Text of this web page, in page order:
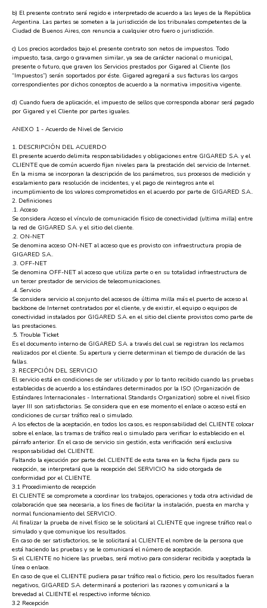
b) El presente contrato será regido e interpretado de acuerdo a las leyes de la República
Argentina. Las partes se someten a la jurisdicción de los tribunales competentes de la
Ciudad de Buenos Aires, con renuncia a cualquier otro fuero o jurisdicción.
c) Los precios acordados bajo el presente contrato son netos de impuestos. Todo
impuesto, tasa, cargo o gravamen similar, ya sea de carácter nacional o municipal,
presente o futuro, que graven los Servicios prestados por Gigared al Cliente (los
“Impuestos”) serán soportados por éste. Gigared agregará a sus facturas los cargos
correspondientes por dichos conceptos de acuerdo a la normativa impositiva vigente.
d) Cuando fuera de aplicación, el impuesto de sellos que corresponda abonar será pagado
por Gigared y el Cliente por partes iguales.
ANEXO 1 - Acuerdo de Nivel de Servicio
1. DESCRIPCIÓN DEL ACUERDO
El presente acuerdo delimita responsabilidades y obligaciones entre GIGARED S.A. y el
CLIENTE que de común acuerdo fijan niveles para la prestación del servicio de Internet.
En la misma se incorporan la descripción de los parámetros, sus procesos de medición y
escalamiento para resolución de incidentes, y el pago de reintegros ante el
incumplimiento de los valores comprometidos en el acuerdo por parte de GIGARED S.A..
2. Definiciones
.1. Acceso
Se considera Acceso el vínculo de comunicación físico de conectividad (ultima milla) entre
la red de GIGARED S.A. y el sitio del cliente.
.2. ON-NET
Se denomina acceso ON-NET al acceso que es provisto con infraestructura propia de
GIGARED S.A..
.3. OFF-NET
Se denomina OFF-NET al acceso que utiliza parte o en su totalidad infraestructura de
un tercer prestador de servicios de telecomunicaciones.
.4. Servicio
Se considera servicio al conjunto del accesos de última milla más el puerto de acceso al
backbone de Internet contratados por el cliente, y de existir, el equipo o equipos de
conectividad instalados por GIGARED S.A. en el sitio del cliente provistos como parte de
las prestaciones.
.5. Trouble Ticket
Es el documento interno de GIGARED S.A. a través del cual se registran los reclamos
realizados por el cliente. Su apertura y cierre determinan el tiempo de duración de las
fallas.
3. RECEPCIÓN DEL SERVICIO
El servicio está en condiciones de ser utilizado y por lo tanto recibido cuando las pruebas
establecidas de acuerdo a los estándares determinados por la ISO (Organización de
Estándares Internacionales - International Standards Organization) sobre el nivel físico
layer III son satisfactorias. Se considera que en ese momento el enlace o acceso está en
condiciones de cursar tráfico real o simulado.
A los efectos de la aceptación, en todos los casos, es responsabilidad del CLIENTE colocar
sobre el enlace, las tramas de tráfico real o simulado para verificar lo establecido en el
párrafo anterior. En el caso de servicio sin gestión, esta verificación será exclusiva
responsabilidad del CLIENTE.
Faltando la ejecución por parte del CLIENTE de esta tarea en la fecha fijada para su
recepción, se interpretará que la recepción del SERVICIO ha sido otorgada de
conformidad por el CLIENTE.
3.1 Procedimiento de recepción
El CLIENTE se compromete a coordinar los trabajos, operaciones y toda otra actividad de
colaboración que sea necesaria, a los fines de facilitar la instalación, puesta en marcha y
normal funcionamiento del SERVICIO.
Al finalizar la prueba de nivel físico se le solicitará al CLIENTE que ingrese tráfico real o
simulado y que comunique los resultados.
En caso de ser satisfactorios, se le solicitará al CLIENTE el nombre de la persona que
está haciendo las pruebas y se le comunicará el número de aceptación.
Si el CLIENTE no hiciere las pruebas, será motivo para considerar recibida y aceptada la
línea o enlace.
En caso de que el CLIENTE pudiera pasar tráfico real o ficticio, pero los resultados fueran
negativos, GIGARED S.A. determinará a posteriori las razones y comunicará a la
brevedad al CLIENTE el respectivo informe técnico.
3.2 Recepción